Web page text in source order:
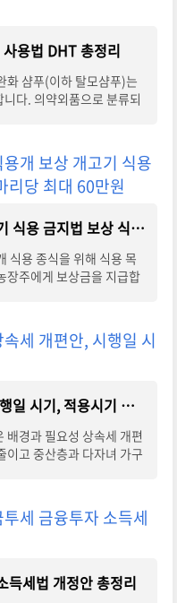
용법 DHT 총정리
화 샴푸(이하 탈모샴푸)는
다. 의약외품으로 분류되
개 보상 개고기 식용
리당 최대 60만원
식용개 보상 개고기 식용 금지법 보상 식용개 사육농가 마리당 최대 60만원
식용 종식을 위해 식용 목
장주에게 보상금을 지급합
세 개편안, 시행일 시
상속세 개편안, 시행일 시기, 적용시기 총정리
배경과 필요성 상속세 개편
이고 중산층과 다자녀 가구
세 금융투자 소득세
득세법 개정안 총정리